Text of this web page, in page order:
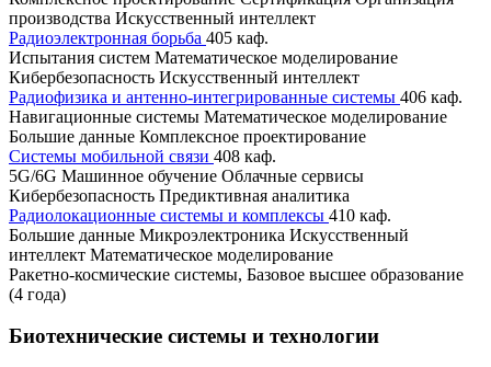
производства Искусственный интеллект
Радиоэлектронная борьба 405 каф.
Испытания систем Математическое моделирование
Кибербезопасность Искусственный интеллект
Радиофизика и антенно-интегрированные системы 406 каф.
Навигационные системы Математическое моделирование
Большие данные Комплексное проектирование
Системы мобильной связи 408 каф.
5G/6G Машинное обучение Облачные сервисы
Кибербезопасность Предиктивная аналитика
Радиолокационные системы и комплексы 410 каф.
Большие данные Микроэлектроника Искусственный
интеллект Математическое моделирование
Ракетно-космические системы, Базовое высшее образование
(4 года)
Биотехнические системы и технологии